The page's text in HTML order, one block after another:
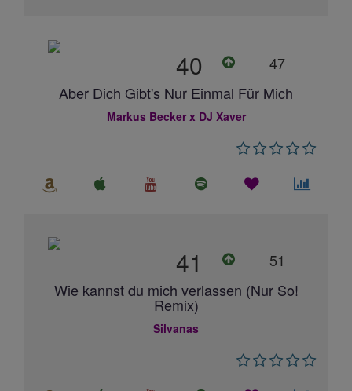
40
47
Aber Dich Gibt's Nur Einmal Für Mich
Markus Becker x DJ Xaver
41
51
Wie kannst du mich verlassen (Nur So!
Remix)
Silvanas